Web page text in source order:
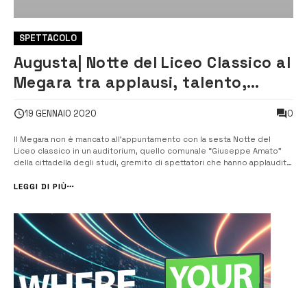
SPETTACOLO
Augusta| Notte del Liceo Classico al
Megara tra applausi, talento,
19 GENNAIO 2020 0
Il Megara non è mancato all’appuntamento con la sesta Notte del
Liceo classico in un auditorium, quello comunale “Giuseppe Amato”
della cittadella degli studi, gremito di spettatori che hanno applaudito
Santoro ha esaltato l’importanza del culto della bell...
LEGGI DI PIÙ